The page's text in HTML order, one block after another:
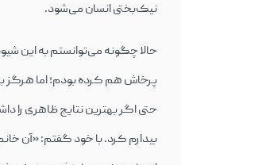
نیک‌بختی انسان می‌شود.
حالا چگونه می‌توانستم به این
بیدارم کرد. با خود گفتم: «آن
6,000,000 افزودن به سبد